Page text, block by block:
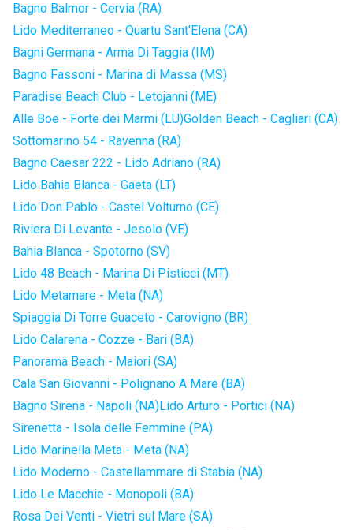
Bagno Balmor - Cervia (RA)
Lido Mediterraneo - Quartu Sant'Elena (CA)
Bagni Germana - Arma Di Taggia (IM)
Bagno Fassoni - Marina di Massa (MS)
Paradise Beach Club - Letojanni (ME)
Alle Boe - Forte dei Marmi (LU)Golden Beach - Cagliari (CA)
Sottomarino 54 - Ravenna (RA)
Bagno Caesar 222 - Lido Adriano (RA)
Lido Bahia Blanca - Gaeta (LT)
Lido Don Pablo - Castel Volturno (CE)
Riviera Di Levante - Jesolo (VE)
Bahia Blanca - Spotorno (SV)
Lido 48 Beach - Marina Di Pisticci (MT)
Lido Metamare - Meta (NA)
Spiaggia Di Torre Guaceto - Carovigno (BR)
Lido Calarena - Cozze - Bari (BA)
Panorama Beach - Maiori (SA)
Cala San Giovanni - Polignano A Mare (BA)
Bagno Sirena - Napoli (NA)Lido Arturo - Portici (NA)
Sirenetta - Isola delle Femmine (PA)
Lido Marinella Meta - Meta (NA)
Lido Moderno - Castellammare di Stabia (NA)
Lido Le Macchie - Monopoli (BA)
Rosa Dei Venti - Vietri sul Mare (SA)